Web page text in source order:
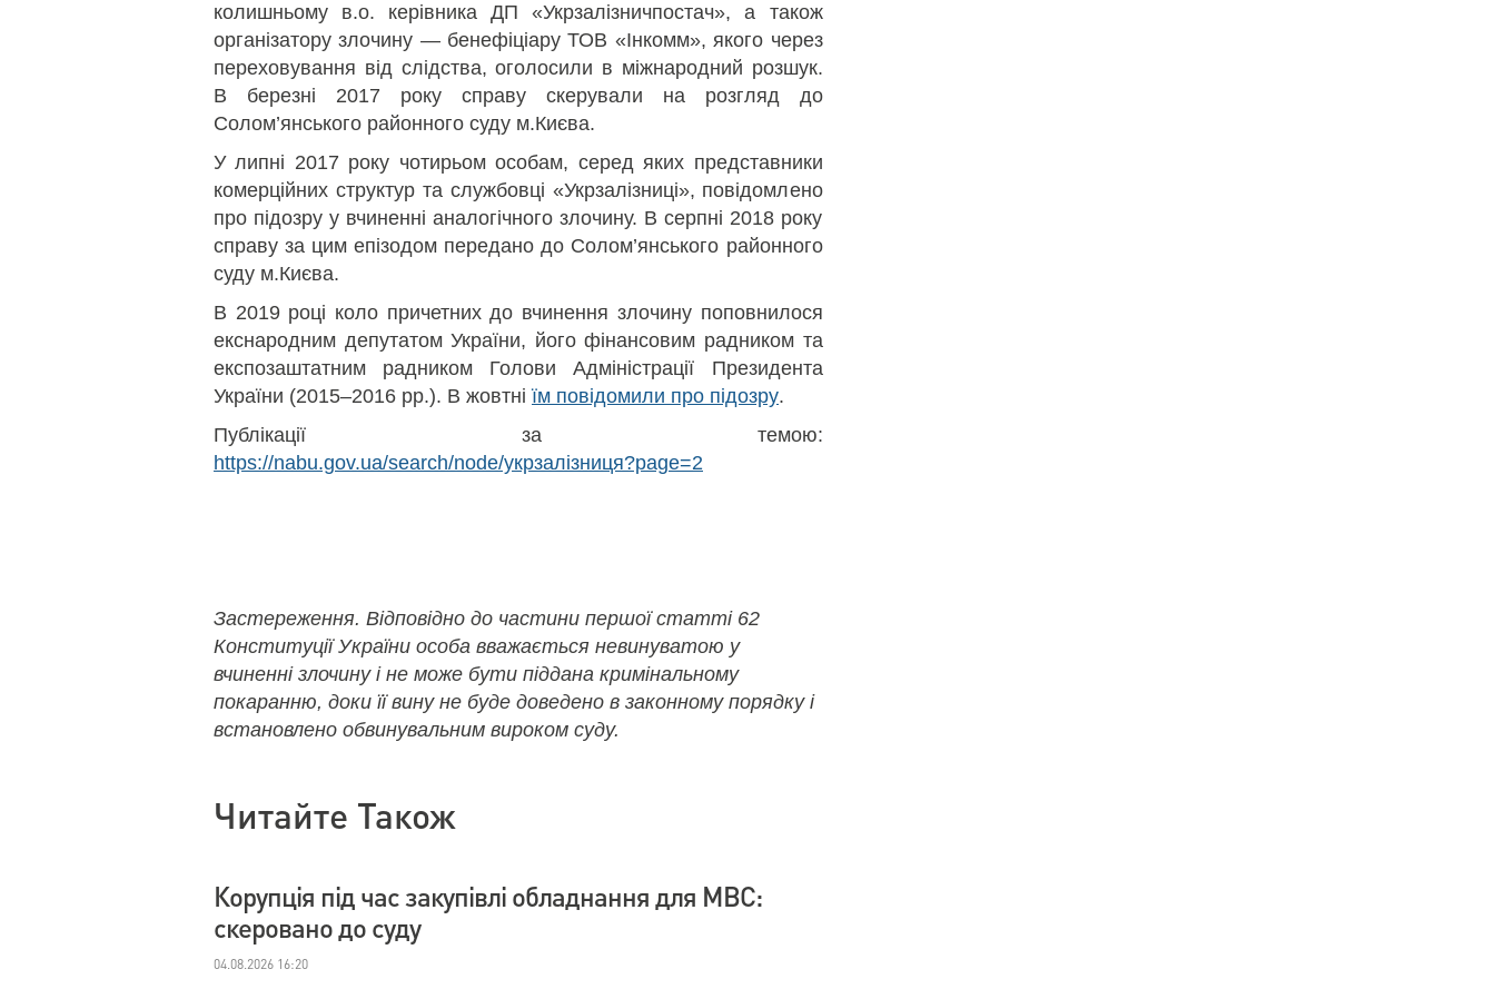
колишньому в.о. керівника ДП «Укрзалізничпостач», а також
організатору злочину — бенефіціару ТОВ «Інкомм», якого через
переховування від слідства, оголосили в міжнародний розшук.
В березні 2017 року справу скерували на розгляд до
Солом’янського районного суду м.Києва.
У липні 2017 року чотирьом особам, серед яких представники
комерційних структур та службовці «Укрзалізниці», повідомлено
про підозру у вчиненні аналогічного злочину. В серпні 2018 року
справу за цим епізодом передано до Солом’янського районного
суду м.Києва.
В 2019 році коло причетних до вчинення злочину поповнилося
екснародним депутатом України, його фінансовим радником та
експозаштатним радником Голови Адміністрації Президента
України (2015–2016 рр.). В жовтні їм повідомили про підозру.
Публікації за темою:
https://nabu.gov.ua/search/node/укрзалізниця?page=2
Застереження. Відповідно до частини першої статті 62
Конституції України особа вважається невинуватою у
вчиненні злочину і не може бути піддана кримінальному
покаранню, доки її вину не буде доведено в законному порядку і
встановлено обвинувальним вироком суду.
Читайте Також
Корупція під час закупівлі обладнання для МВС:
скеровано до суду
04.08.2026 16:20